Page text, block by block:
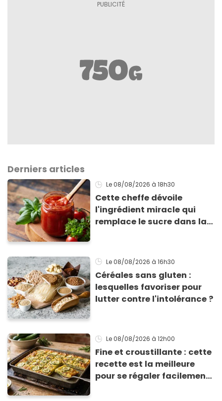
Derniers articles
Le 08/08/2026 à 18h30
Cette cheffe dévoile
l'ingrédient miracle qui
remplace le sucre dans la
Le 08/08/2026 à 16h30
Céréales sans gluten :
lesquelles favoriser pour
lutter contre l'intolérance ?
Le 08/08/2026 à 12h00
Fine et croustillante : cette
recette est la meilleure
pour se régaler facilement